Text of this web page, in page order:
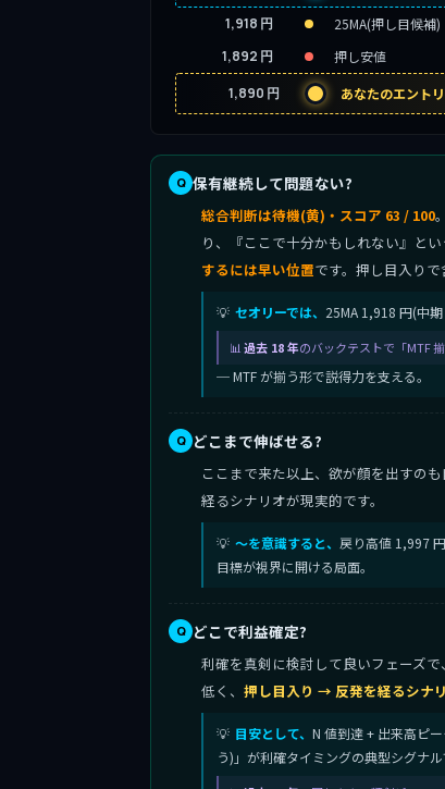
1,918 円 25MA(押し目候補)
1,892 円 押し安値
1,890 円 あなたのエント
保有継続して問題ない?
総合判断は待機(黄)・スコア 63 / 100
り、『ここで十分かもしれない』と
するには早い位置です。押し目入り
セオリーでは、 25MA 1,918 円(中
過去 18 年のバックテストで「MTF
─ MTF が揃う形で説得力を支える。
どこまで伸ばせる?
ここまで来た以上、欲が顔を出すの
経るシナリオが現実的です。
〜を意識すると、 戻り高値 1,997
目標が視界に開ける局面。
どこで利益確定?
利確を真剣に検討して良いフェーズ
低く、 押し目入り → 反発を経るシナ
目安として、 N 値到達 + 出来高ピ
う)」が利確タイミングの典型シグナル